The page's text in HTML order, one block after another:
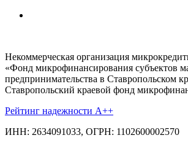
Некоммерческая организация
«Фонд микрофинансирования субъектов
предпринимательства в Ставропольском
Ставропольский краевой фонд
Рейтинг надежности A++
ИНН: 2634091033, ОГРН: 1102600002570